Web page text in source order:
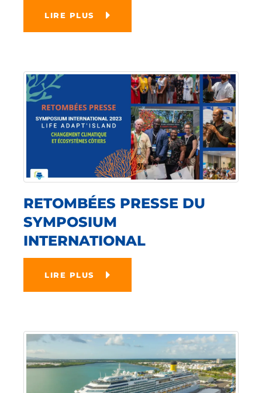
LIRE PLUS
RETOMBÉES PRESSE DU
SYMPOSIUM
INTERNATIONAL
LIRE PLUS